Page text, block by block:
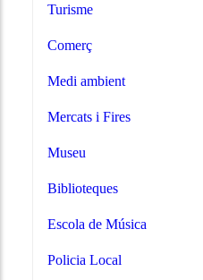
Turisme
Comerç
Medi ambient
Mercats i Fires
Museu
Biblioteques
Escola de Música
Policia Local